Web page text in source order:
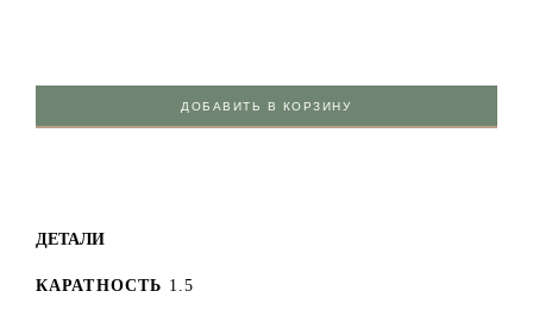
ДОБАВИТЬ В КОРЗИНУ
ДЕТАЛИ
КАРАТНОСТЬ 1.5